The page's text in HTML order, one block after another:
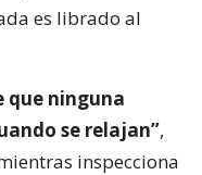
es librado al
que ninguna
se relajan”,
inspecciona